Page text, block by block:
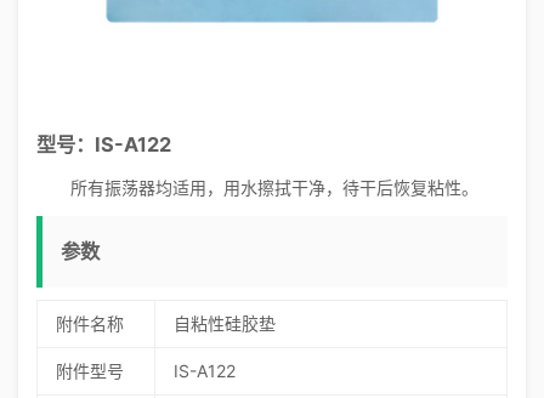
型号：IS-A122
所有振荡器均适用，用水擦拭干净，待干后恢复粘性。
参数
附件名称 自粘性硅胶垫
附件型号 IS-A122